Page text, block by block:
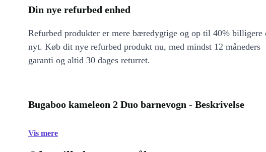
Din nye refurbed enhed
Refurbed produkter er mere bæredygtige og op til 40% billigere
nyt. Køb dit nye refurbed produkt nu, med mindst 12 måneders
garanti og altid 30 dages returret.
Bugaboo kameleon 2 Duo barnevogn - Beskrivelse
Vis mere